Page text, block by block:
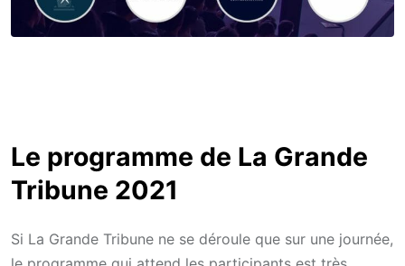
Le programme de La Grande
Tribune 2021
Si La Grande Tribune ne se déroule que sur une journée,